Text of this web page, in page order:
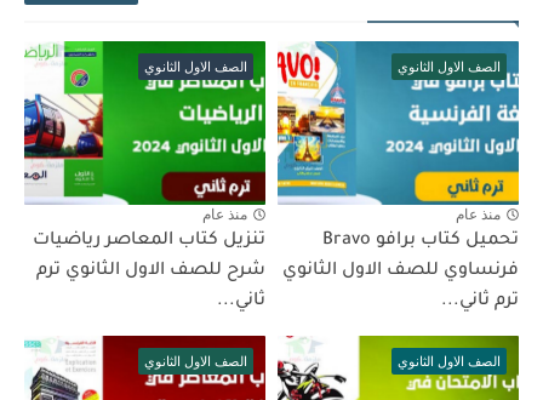
الصف الاول الثانوي
منذ عام
تحميل كتاب برافو Bravo
فرنساوي للصف الاول الثانوي
ترم ثاني...
الصف الاول الثانوي
منذ عام
تنزيل كتاب المعاصر رياضيات
شرح للصف الاول الثانوي ترم
ثاني...
الصف الاول الثانوي الصف الاول الثانوي